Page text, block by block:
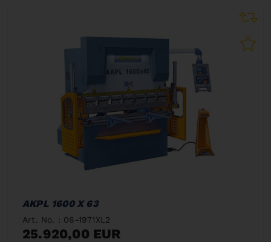
AKPL 1600 X 63
Art. No. : 06-1971XL2
25.920,00 EUR